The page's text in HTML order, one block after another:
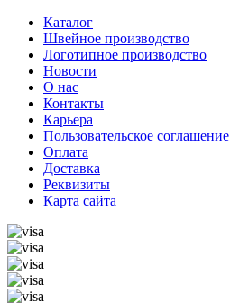
Каталог
Швейное производство
Логотипное производство
Новости
О нас
Контакты
Карьера
Пользовательское соглашение
Оплата
Доставка
Реквизиты
Карта сайта